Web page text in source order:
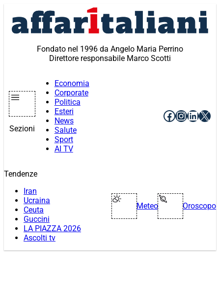
contenuto
Fondato nel 1996 da Angelo Maria Perrino
Direttore responsabile Marco Scotti
Sezioni
Economia
Corporate
Politica
Esteri
News
Salute
Sport
AI TV
Facebook
X
Tendenze
Iran
Ucraina
Ceuta
Guccini
LA PIAZZA 2026
Ascolti tv
Meteo Oroscopo